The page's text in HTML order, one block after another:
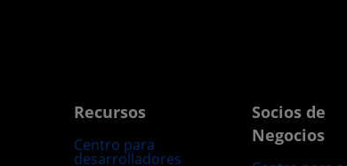
Recursos
Centro para
desarrolladores
Socios de
Negocios